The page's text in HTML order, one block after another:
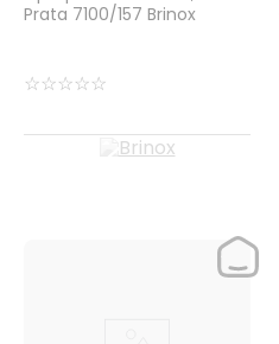
Prata 7100/157 Brinox
☆☆☆☆☆